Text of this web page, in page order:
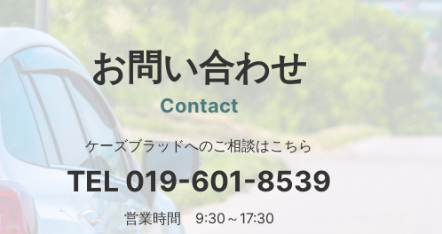
お問い合わせ
Contact
ケーズブラッドへのご相談はこちら
TEL019-601-8539
営業時間 9:30～17:30